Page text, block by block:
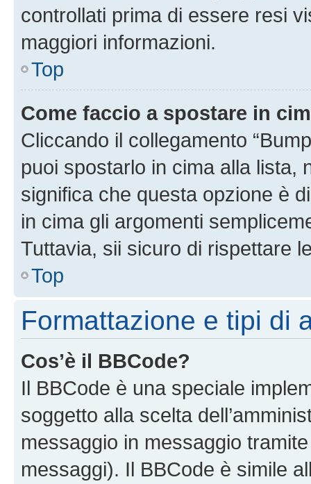
controllati prima di essere resi
maggiori informazioni.
Top
Come faccio a spostare in
Cliccando il collegamento
puoi spostarlo in cima alla lista,
significa che questa opzione è
in cima gli argomenti
Tuttavia, sii sicuro di rispettare
Top
Formattazione e tipi di
Cos’è il BBCode?
Il BBCode è una speciale
soggetto alla scelta
messaggio in messaggio
messaggi). Il BBCode è simile